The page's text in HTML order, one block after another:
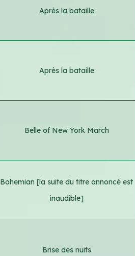
Après la bataille
Après la bataille
Belle of New York March
Bohemian [la suite du titre annoncé est
inaudible]
Brise des nuits